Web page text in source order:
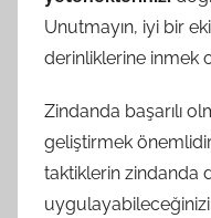
Unutmayın, iyi bir
derinliklerine inmek
Zindanda başarılı
geliştirmek
taktiklerin zindanda